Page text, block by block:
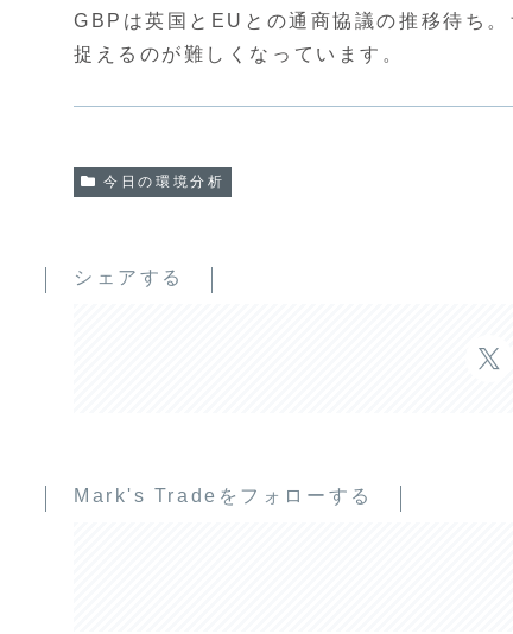
GBPは英国とEUとの通商協議の推移待ち
捉えるのが難しくなっています。
今日の環境分析
シェアする
Mark's Tradeをフォローする